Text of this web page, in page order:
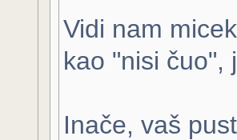
Vidi nam
kao "nisi čuo",
Inače, vaš